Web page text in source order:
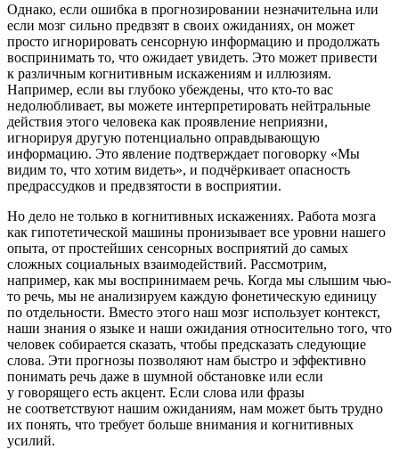
Однако, если ошибка в прогнозировании незначительна или
если мозг сильно предвзят в своих ожиданиях, он может
просто игнорировать сенсорную информацию и продолжать
воспринимать то, что ожидает увидеть. Это может привести
к различным когнитивным искажениям и иллюзиям.
Например, если вы глубоко убеждены, что кто-то вас
недолюбливает, вы можете интерпретировать нейтральные
действия этого человека как проявление неприязни,
игнорируя другую потенциально оправдывающую
информацию. Это явление подтверждает поговорку «Мы
видим то, что хотим видеть», и подчёркивает опасность
предрассудков и предвзятости в восприятии.
Но дело не только в когнитивных искажениях. Работа мозга
как гипотетической машины пронизывает все уровни нашего
опыта, от простейших сенсорных восприятий до самых
сложных социальных взаимодействий. Рассмотрим,
например, как мы воспринимаем речь. Когда мы слышим чью-
то речь, мы не анализируем каждую фонетическую единицу
по отдельности. Вместо этого наш мозг использует контекст,
наши знания о языке и наши ожидания относительно того, что
человек собирается сказать, чтобы предсказать следующие
слова. Эти прогнозы позволяют нам быстро и эффективно
понимать речь даже в шумной обстановке или если
у говорящего есть акцент. Если слова или фразы
не соответствуют нашим ожиданиям, нам может быть трудно
их понять, что требует больше внимания и когнитивных
усилий.